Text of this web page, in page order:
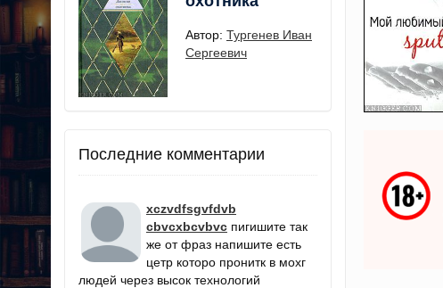
Автор: Тургенев Иван
Сергеевич
Последние комментарии
xczvdfsgvfdvb
cbvcxbcvbvc пигишите так
же от фраз напишите есть
цетр которо пронитк в мохг
людей через высок технологий